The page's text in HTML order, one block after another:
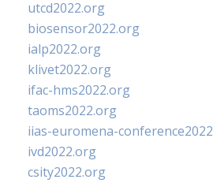
utcd2022.org
biosensor2022.org
ialp2022.org
klivet2022.org
ifac-hms2022.org
taoms2022.org
iias-euromena-
ivd2022.org
csity2022.org